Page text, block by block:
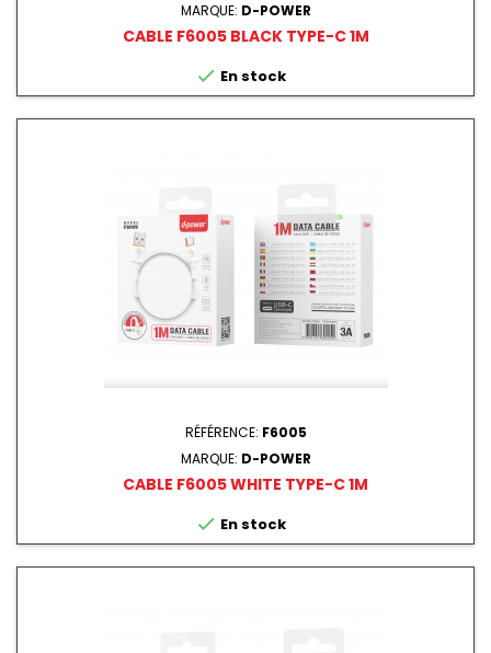
MARQUE: D-POWER
CABLE F6005 BLACK TYPE-C 1M
 En stock
RÉFÉRENCE: F6005
MARQUE: D-POWER
CABLE F6005 WHITE TYPE-C 1M
 En stock